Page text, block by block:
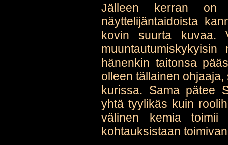
Jälleen kerran on
näyttelijäntaidoista
kovin suurta kuvaa.
hänenkin taitonsa
olleen tällainen
kurissa. Sama pätee
yhtä tyylikäs kuin
välinen kemia
kohtauksistaan